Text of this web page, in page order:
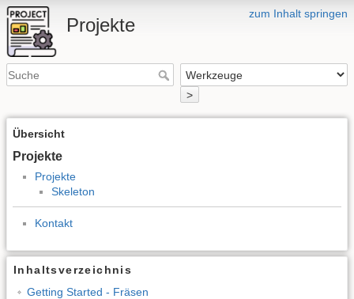
zum Inhalt springen
Projekte
>
Übersicht
Projekte
Projekte
Skeleton
Kontakt
Inhaltsverzeichnis
Getting Started - Fräsen